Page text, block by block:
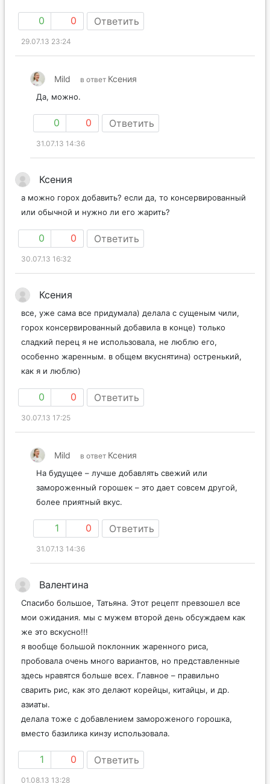
0 0 Ответить
29.07.13 23:24
Mild в ответ Ксения
Да, можно.
0 0 Ответить
31.07.13 14:36
Ксения
а можно горох добавить? если да, то консервированный
или обычной и нужно ли его жарить?
0 0 Ответить
30.07.13 16:32
Ксения
все, уже сама все придумала) делала с сущеным чили,
горох консервированный добавила в конце) только
сладкий перец я не использовала, не люблю его,
особенно жаренным. в общем вкуснятина) остренький,
как я и люблю)
0 0 Ответить
30.07.13 17:25
Mild в ответ Ксения
На будущее – лучше добавлять свежий или
замороженный горошек – это дает совсем другой,
более приятный вкус.
1 0 Ответить
31.07.13 14:36
Валентина
Спасибо большое, Татьяна. Этот рецепт превзошел все
мои ожидания. мы с мужем второй день обсуждаем как
же это вскусно!!!
я вообще большой поклонник жаренного риса,
пробовала очень много вариантов, но представленные
здесь нравятся больше всех. Главное – правильно
сварить рис, как это делают корейцы, китайцы, и др.
азиаты.
делала тоже с добавлением замороженого горошка,
вместо базилика кинзу использовала.
1 0 Ответить
01.08.13 13:28